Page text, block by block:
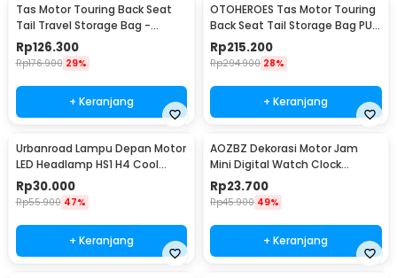
Tas Motor Touring Back Seat
Tail Travel Storage Bag -
666789
Rp126.300
Rp176.900 29%
+ Keranjang
OTOHEROES Tas Motor Touring
Back Seat Tail Storage Bag PU
Leather - RR9014
Rp215.200
Rp294.900 28%
+ Keranjang
Urbanroad Lampu Depan Motor
LED Headlamp HS1 H4 Cool
White 6W 12V
Rp30.000
Rp55.900 47%
+ Keranjang
AOZBZ Dekorasi Motor Jam
Mini Digital Watch Clock
Waterproof IP64 - 118i
Rp23.700
Rp45.900 49%
+ Keranjang